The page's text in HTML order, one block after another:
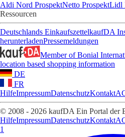
Aldi Nord ProspektNetto ProspektLidl
Ressourcen
Deutschlands EinkaufszettelkaufDA
herunterladenPressemeldungen
Member of Bonial
location based shopping information
DE
FR
HilfeImpressumDatenschutzKontakt
© 2008 - 2026 kaufDA Ein Portal der
HilfeImpressumDatenschutzKontakt
1